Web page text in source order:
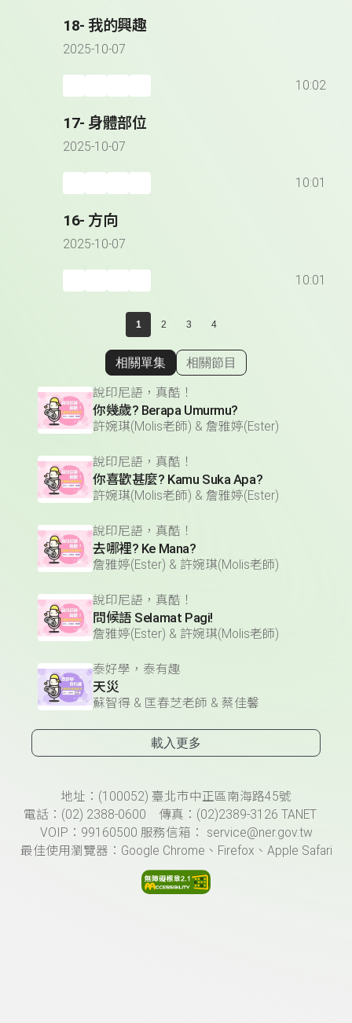
18- 我的興趣
2025-10-07
10:02
17- 身體部位
2025-10-07
10:01
16- 方向
2025-10-07
10:01
1 2 3 4
顯示相關單集
相關單集 相關節目
說印尼語，真酷！
你幾歲? Berapa Umurmu?
許婉琪(Molis老師) & 詹雅婷(Ester)
說印尼語，真酷！
你喜歡甚麼? Kamu Suka Apa?
許婉琪(Molis老師) & 詹雅婷(Ester)
說印尼語，真酷！
去哪裡? Ke Mana?
詹雅婷(Ester) & 許婉琪(Molis老師)
說印尼語，真酷！
問候語 Selamat Pagi!
詹雅婷(Ester) & 許婉琪(Molis老師)
泰好學，泰有趣
天災
蘇智得 & 匡春芝老師 & 蔡佳馨
載入更多
頁尾資訊地址：(100052) 臺北市中正區南海路45號
電話：(02) 2388-0600 傳真：(02)2389-3126 TANET
VOIP：99160500 服務信箱： service@ner.gov.tw
最佳使用瀏覽器：Google Chrome、Firefox、Apple Safari